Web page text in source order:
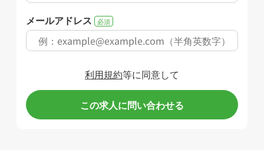
メールアドレス 必須
利用規約等に同意して
この求人に問い合わせる